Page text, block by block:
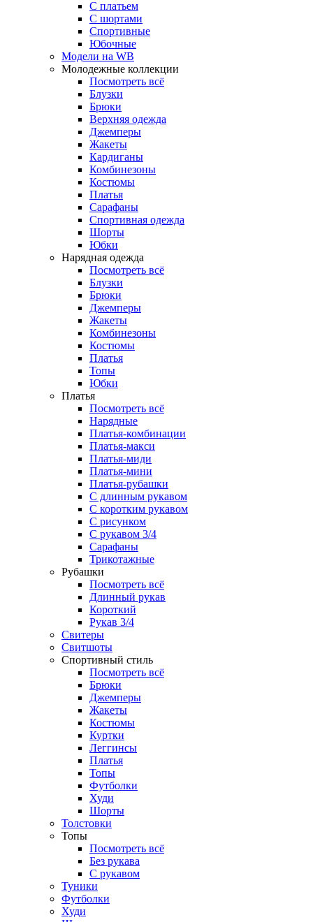
С платьем
С шортами
Спортивные
Юбочные
Модели на WB
Молодежные коллекции
Посмотреть всё
Блузки
Брюки
Верхняя одежда
Джемперы
Жакеты
Кардиганы
Комбинезоны
Костюмы
Платья
Сарафаны
Спортивная одежда
Шорты
Юбки
Нарядная одежда
Посмотреть всё
Блузки
Брюки
Джемперы
Жакеты
Комбинезоны
Костюмы
Платья
Топы
Юбки
Платья
Посмотреть всё
Нарядные
Платья-комбинации
Платья-макси
Платья-миди
Платья-мини
Платья-рубашки
С длинным рукавом
С коротким рукавом
С рисунком
С рукавом 3/4
Сарафаны
Трикотажные
Рубашки
Посмотреть всё
Длинный рукав
Короткий
Рукав 3/4
Свитеры
Свитшоты
Спортивный стиль
Посмотреть всё
Брюки
Джемперы
Жакеты
Костюмы
Куртки
Леггинсы
Платья
Топы
Футболки
Худи
Шорты
Толстовки
Топы
Посмотреть всё
Без рукава
С рукавом
Туники
Футболки
Худи